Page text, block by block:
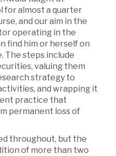
for almost a quarter
and our aim in the
operating in the
find him or herself on
The steps include
valuing them
strategy to
and wrapping it
practice that
permanent loss of
throughout, but the
of more than two